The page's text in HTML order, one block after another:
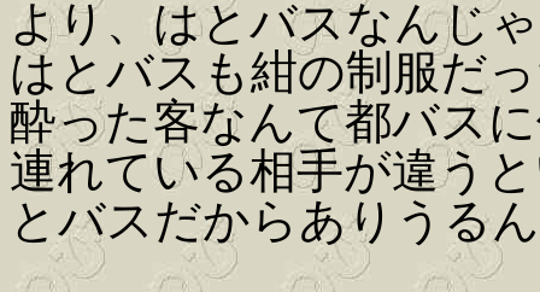
より、はとバスなんじ
はとバスも紺の制服だ
酔った客なんて都バス
連れている相手が違う
とバスだからありうる